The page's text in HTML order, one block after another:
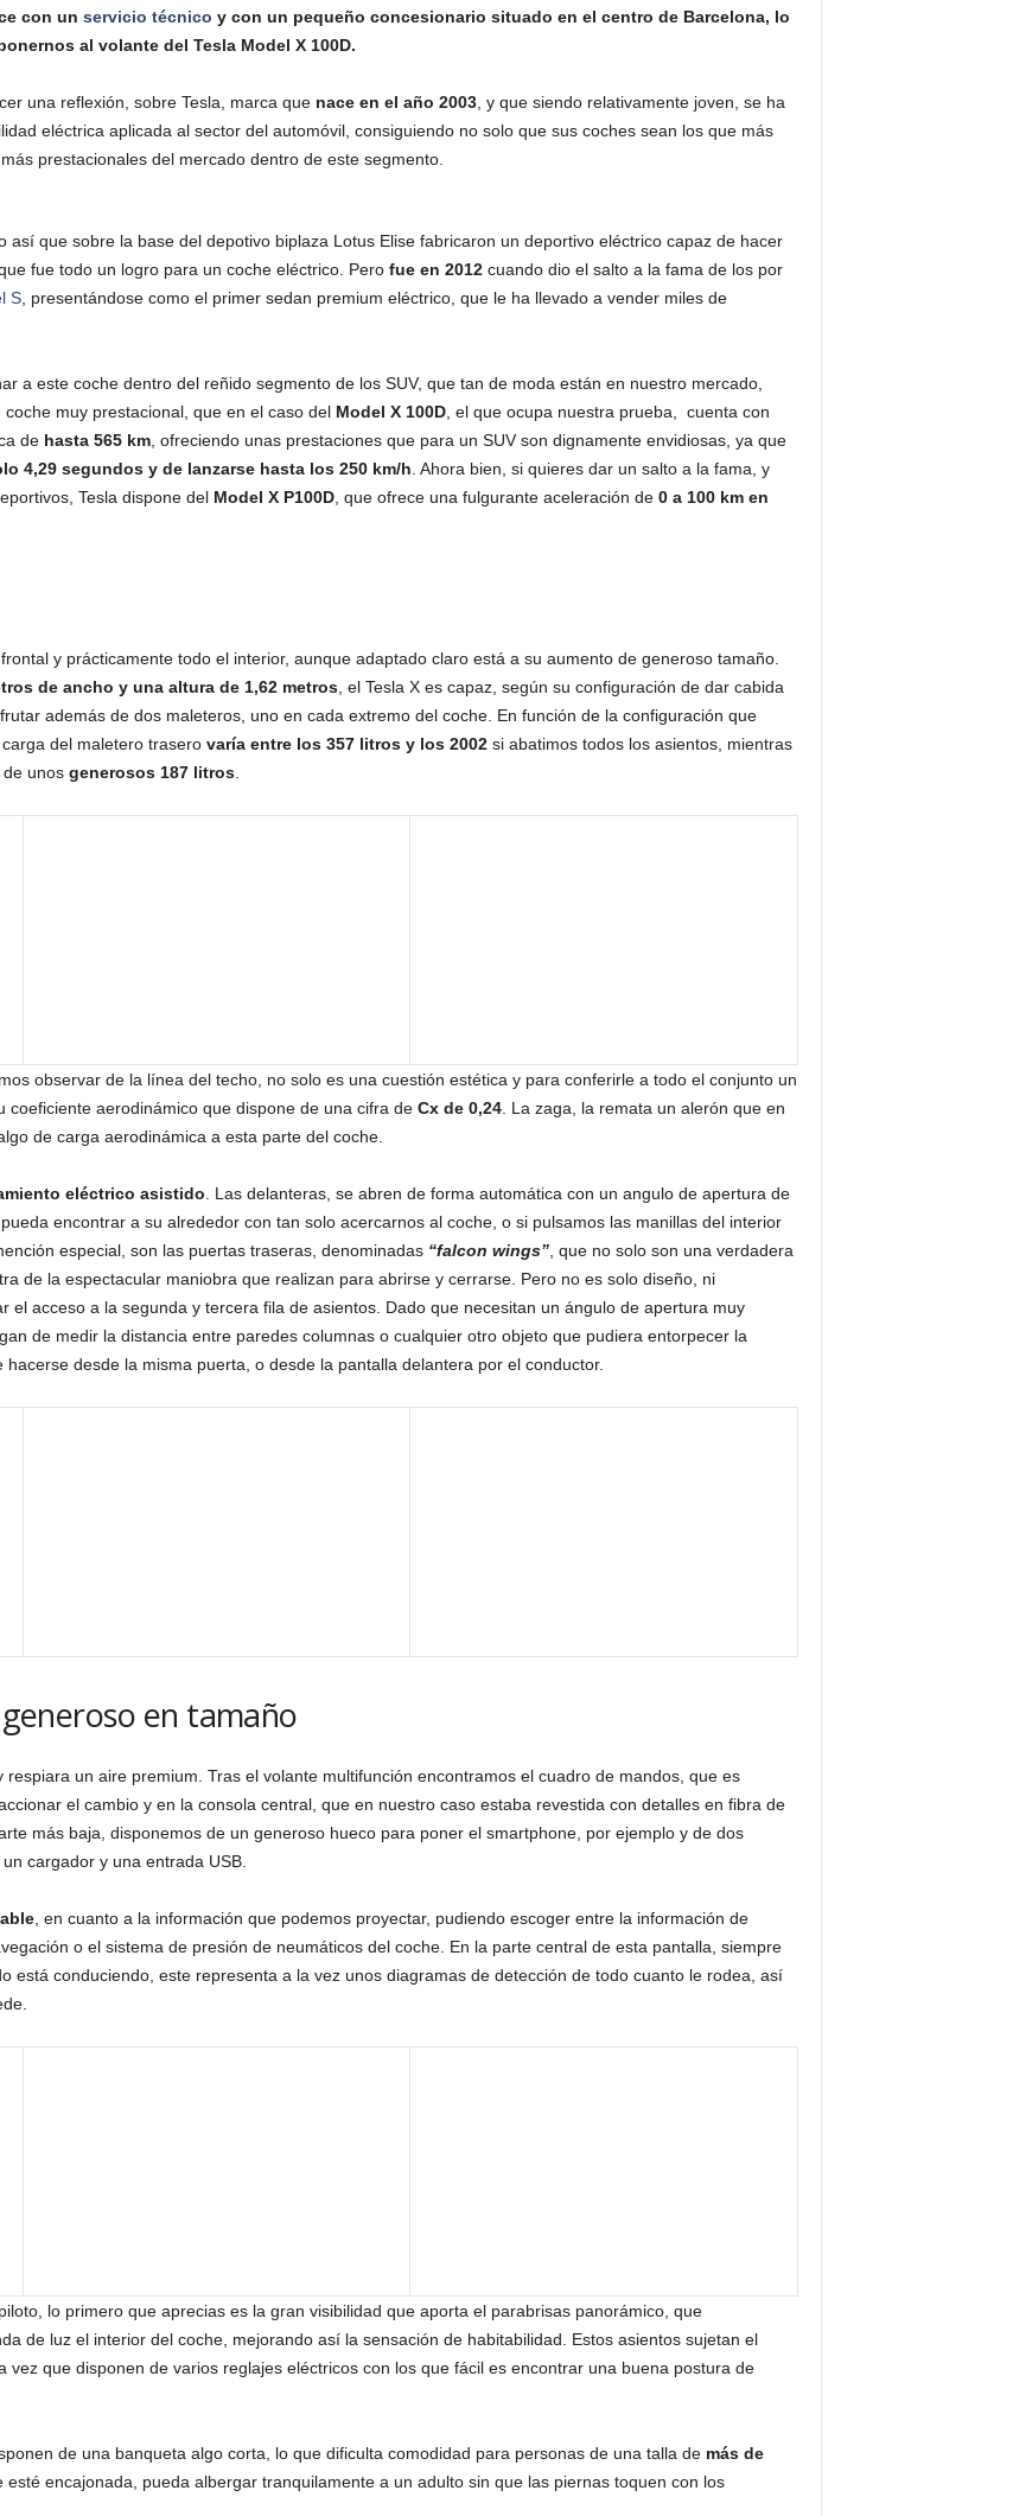
con un servicio técnico y con un pequeño concesionario situado en el centro de Barcelona, lo
al volante del Tesla Model X 100D.
una reflexión, sobre Tesla, marca que nace en el año 2003, y que siendo relativamente joven, se ha
eléctrica aplicada al sector del automóvil, consiguiendo no solo que sus coches sean los que más
prestacionales del mercado dentro de este segmento.
que sobre la base del depotivo biplaza Lotus Elise fabricaron un deportivo eléctrico capaz de hacer
fue todo un logro para un coche eléctrico. Pero fue en 2012cuando dio el salto a la fama de los por
S, presentándose como el primer sedan premium eléctrico, que le ha llevado a vender miles de
a este coche dentro del reñido segmento de los SUV, que tan de moda están en nuestro mercado,
muy prestacional, que en el caso del Model X 100D, el que ocupa nuestra prueba, cuenta con
de hasta 565 km, ofreciendo unas prestaciones que para un SUV son dignamente envidiosas, ya que
4,29 segundos y de lanzarse hasta los 250 km/h . Ahora bien, si quieres dar un salto a la fama, y
Tesla dispone del Model X P100D, que ofrece una fulgurante aceleración de 0 a 100 km en
y prácticamente todo el interior, aunque adaptado claro está a su aumento de generoso tamaño.
de ancho y una altura de 1,62 metros, el Tesla X es capaz, según su configuración de dar cabida
además de dos maleteros, uno en cada extremo del coche. En función de la configuración que
del maletero trasero varía entre los 357 litros y los 2002si abatimos todos los asientos, mientras
unos generosos 187 litros.
observar de la línea del techo, no solo es una cuestión estética y para conferirle a todo el conjunto un
aerodinámico que dispone de una cifra de Cx de 0,24. La zaga, la remata un alerón que en
de carga aerodinámica a esta parte del coche.
eléctrico asistido . Las delanteras, se abren de forma automática con un angulo de apertura de
encontrar a su alrededor con tan solo acercarnos al coche, o si pulsamos las manillas del interior
especial, son las puertas traseras, denominadas “falcon wings”, que no solo son una verdadera
de la espectacular maniobra que realizan para abrirse y cerrarse. Pero no es solo diseño, ni
el acceso a la segunda y tercera fila de asientos. Dado que necesitan un ángulo de apertura muy
de medir la distancia entre paredes columnas o cualquier otro objeto que pudiera entorpecer la
desde la misma puerta, o desde la pantalla delantera por el conductor.
en tamaño
un aire premium. Tras el volante multifunción encontramos el cuadro de mandos, que es
el cambio y en la consola central, que en nuestro caso estaba revestida con detalles en fibra de
más baja, disponemos de un generoso hueco para poner el smartphone, por ejemplo y de dos
cargador y una entrada USB.
, en cuanto a la información que podemos proyectar, pudiendo escoger entre la información de
o el sistema de presión de neumáticos del coche. En la parte central de esta pantalla, siempre
está conduciendo, este representa a la vez unos diagramas de detección de todo cuanto le rodea, así
lo primero que aprecias es la gran visibilidad que aporta el parabrisas panorámico, que
de luz el interior del coche, mejorando así la sensación de habitabilidad. Estos asientos sujetan el
que disponen de varios reglajes eléctricos con los que fácil es encontrar una buena postura de
de una banqueta algo corta, lo que dificulta comodidad para personas de una talla de más de
encajonada, pueda albergar tranquilamente a un adulto sin que las piernas toquen con los